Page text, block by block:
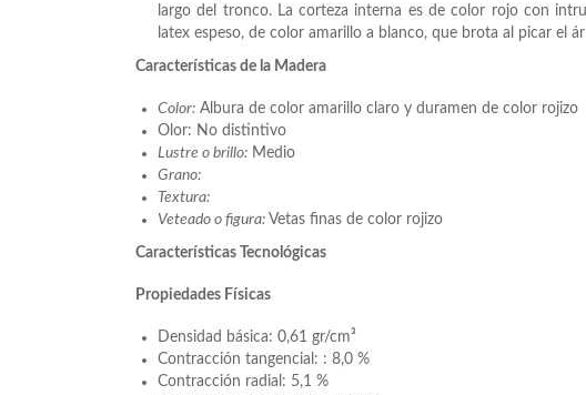
largo del tronco. La corteza interna es de color rojo con
latex espeso, de color amarillo a blanco, que brota al picar el
Características de la Madera
Color: Albura de color amarillo claro y duramen de color rojizo
Olor: No distintivo
Lustre o brillo: Medio
Grano:
Textura:
Veteado o figura: Vetas finas de color rojizo
Características Tecnológicas
Propiedades Físicas
Densidad básica: 0,61 gr/cm³
Contracción tangencial: : 8,0 %
Contracción radial: 5,1 %